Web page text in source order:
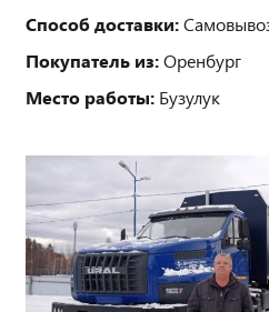
Способ доставки:
Покупатель из:Оренбург
Место работы: Бузулук